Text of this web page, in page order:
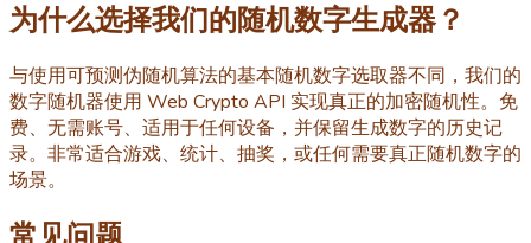
为什么选择我们的随机数字生成器？
与使用可预测伪随机算法的基本随机数字选取器不同，我们的
数字随机器使用 Web Crypto API 实现真正的加密随机性。免
费、无需账号、适用于任何设备，并保留生成数字的历史记
录。非常适合游戏、统计、抽奖，或任何需要真正随机数字的
场景。